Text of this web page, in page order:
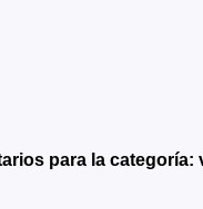
para la categoría: